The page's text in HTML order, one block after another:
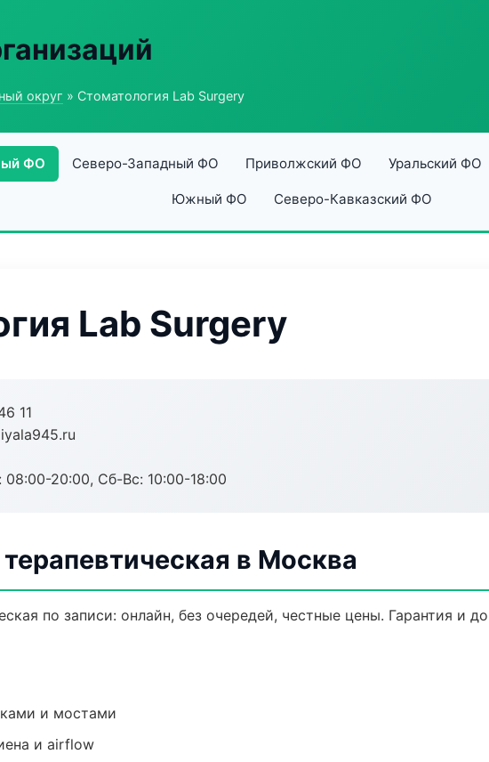
округ » Стоматология Lab Surgery
ФО Северо-Западный ФО Приволжский ФО Уральский ФО
Южный ФО Северо-Кавказский ФО
Lab Surgery
11
20:00, Сб-Вс: 10:00-18:00
в Москва
по записи: онлайн, без очередей, честные цены. Гарантия и
и мостами
и airflow